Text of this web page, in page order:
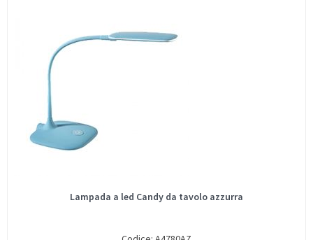
Lampada a led Candy da tavolo azzurra